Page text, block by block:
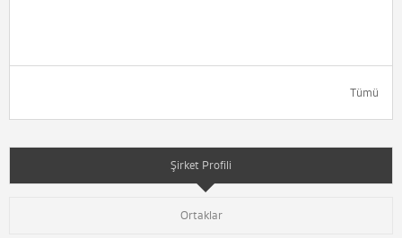
Tümü
Şirket Profili
Ortaklar